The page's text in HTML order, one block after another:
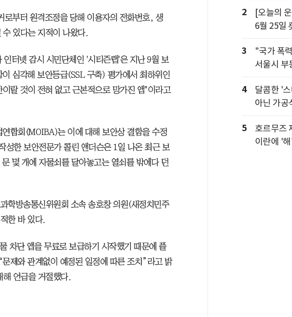
로부터 원격조정을 당해 이용자의 전화번호, 생
있다는 지적이 나왔다.
터넷 감시 시민단체인 '시티즌랩'은 지난 9월 보
심각해 보안등급(SSL 구축) 평가에서 최하위인
랄 것이 전혀 없고 근본적으로 망가진 앱"이라고
합회(MOIBA)는 이에 대해 보안상 결함을 수정
성한 보안전문가 콜린 앤더슨은 1일 나온 최근 보
몇 개에 자물쇠를 달아놓고는 열쇠를 밖에다 던
학방송통신위원회 소속 송호창 의원(새정치민주
한 바 있다.
차단 앱을 무료로 보급하기 시작했기 때문에 플
제와 관계없이 예정된 일정에 따른 조치”라고 밝
언급을 거절했다.
2
[오늘의
6월 25일
3
"국가 폭
서울시 부
4
달콤한 '
아닌 가공
5
호르무즈
이란에 '